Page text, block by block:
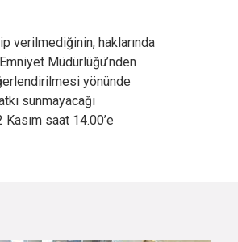
verilmediğinin, haklarında
Müdürlüğü’nden
yönünde
sunmayacağı
saat 14.00’e